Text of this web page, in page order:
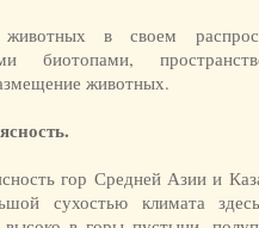
животных в своем
биотопами,
животных.
гор Средней Азии и
сухостью климата